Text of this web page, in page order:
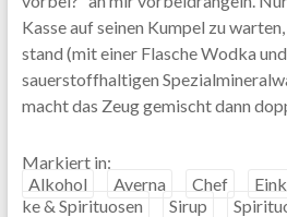
Kasse auf seinen Kumpel zu
stand (mit einer Flasche Wodka
sauerstoffhaltigen
macht das Zeug gemischt dann
Markiert in:
Alkohol
Averna Chef
ke & Spirituosen
Sirup